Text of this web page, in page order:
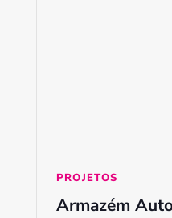
PROJETOS
Armazém